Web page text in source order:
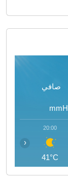
صافي
20:00
41°C
‹